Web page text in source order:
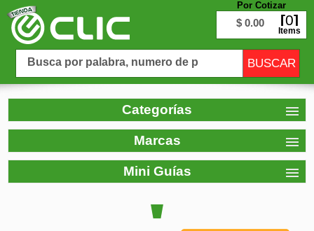
Por Cotizar
$ 0.00 0
Items
Categorías
Marcas
Mini Guías